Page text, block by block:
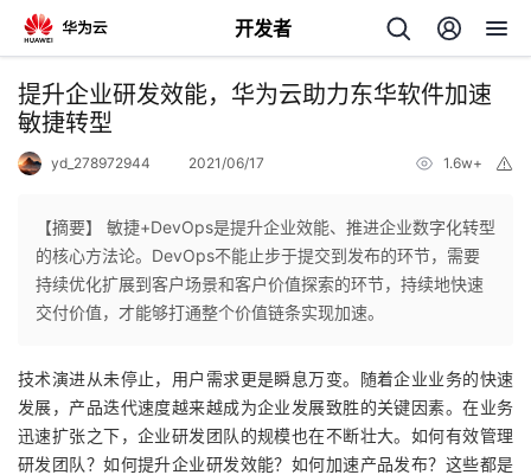
开发者
返
回
个
主
页
的
开
提升企业研发效能，华为云助力东华软件加速
敏捷转型
yd_278972944 2021/06/17 1.6w+
【摘要】 敏捷+DevOps是提升企业效能、推进企业数字化转型
的核心方法论。DevOps不能止步于提交到发布的环节，需要
持续优化扩展到客户场景和客户价值探索的环节，持续地快速
交付价值，才能够打通整个价值链条实现加速。
技术演进从未停止，用户需求更是瞬息万变。随着企业业务的快速
发展，产品迭代速度越来越成为企业发展致胜的关键因素。在业务
迅速扩张之下，企业研发团队的规模也在不断壮大。如何有效管理
研发团队？如何提升企业研发效能？如何加速产品发布？这些都是